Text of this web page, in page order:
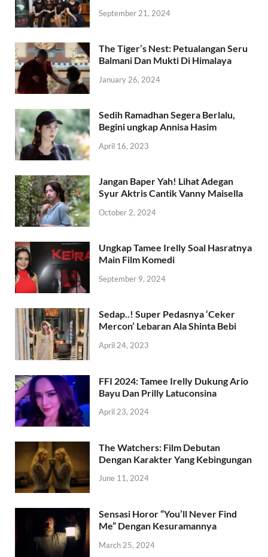
September 21, 2024
The Tiger’s Nest: Petualangan Seru
Balmani Dan Mukti Di Himalaya
January 26, 2024
Sedih Ramadhan Segera Berlalu,
Begini ungkap Annisa Hasim
April 16, 2023
Jangan Baper Yah! Lihat Adegan
Syur Aktris Cantik Vanny Maisella
October 2, 2024
Ungkap Tamee Irelly Soal Hasratnya
Main Film Komedi
September 9, 2024
Sedap..! Super Pedasnya ‘Ceker
Mercon’ Lebaran Ala Shinta Bebi
April 24, 2023
FFI 2024: Tamee Irelly Dukung Ario
Bayu Dan Prilly Latuconsina
April 23, 2024
The Watchers: Film Debutan
Dengan Karakter Yang Kebingungan
June 11, 2024
Sensasi Horor “You’ll Never Find
Me” Dengan Kesuramannya
March 25, 2024